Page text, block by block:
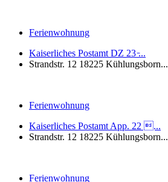
Ferienwohnung
Kaiserliches Postamt DZ 23 ̵...
Strandstr. 12 18225 Kühlungsborn...
Ferienwohnung
Kaiserliches Postamt App. 22 ...
Strandstr. 12 18225 Kühlungsborn...
Ferienwohnung